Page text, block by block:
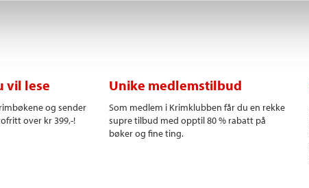
vil lese
og sender
over kr 399,-!
Unike medlemstilbud
Som medlem i Krimklubben får du en rekke
supre tilbud med opptil 80 % rabatt på
bøker og fine ting.